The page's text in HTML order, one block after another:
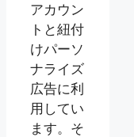
アカウン
トと紐付
けパーソ
ナライズ
広告に利
用してい
ます。そ